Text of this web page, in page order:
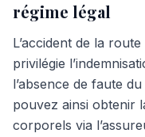
régime légal
L’accident de la
privilégie
l’absence de faute
pouvez ainsi obtenir
corporels via